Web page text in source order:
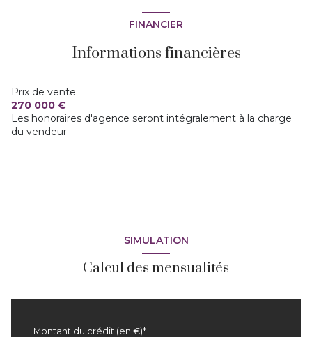
FINANCIER
Informations financières
Prix de vente
270 000 €
Les honoraires d'agence seront intégralement à la charge
du vendeur
SIMULATION
Calcul des mensualités
Montant du crédit (en €)*